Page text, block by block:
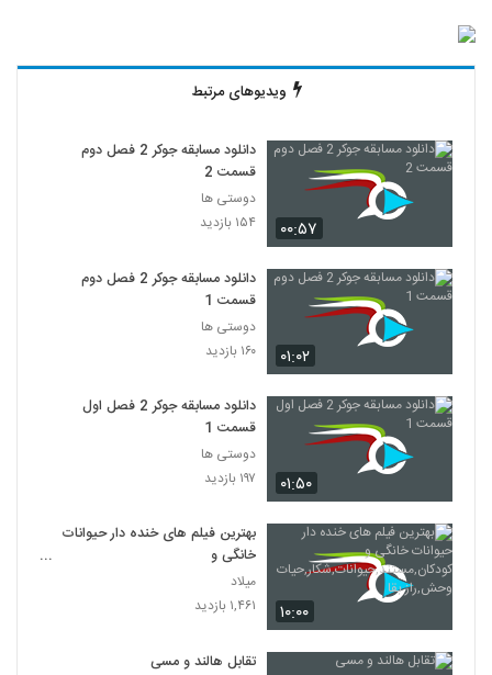
ویدیوهای مرتبط
۰۰:۵۷
دانلود مسابقه جوکر 2 فصل دوم
قسمت 2
دوستی ها
۱۵۴ بازدید
۰۱:۰۲
دانلود مسابقه جوکر 2 فصل دوم
قسمت 1
دوستی ها
۱۶۰ بازدید
۰۱:۵۰
دانلود مسابقه جوکر 2 فصل اول
قسمت 1
دوستی ها
۱۹۷ بازدید
۱۰:۰۰
بهترین فیلم های خنده دار حیوانات
خانگی و
کودکان,مستند,حیوانات,شکار,حیات
وحش,راز بقا
میلاد
۱,۴۶۱ بازدید
تقابل هالند و مسی